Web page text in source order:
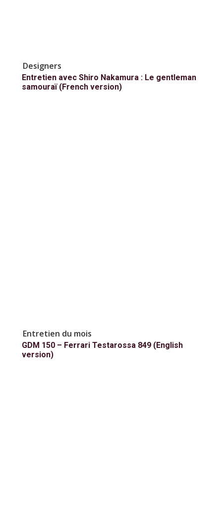
Designers
Entretien avec Shiro Nakamura : Le gentleman
samouraï (French version)
Entretien du mois
GDM 150 – Ferrari Testarossa 849 (English
version)